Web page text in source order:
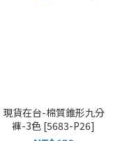
現貨在台-棉質錐形九分
褲-3色 [5683-P26]